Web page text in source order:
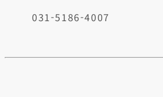
031-5186-4007